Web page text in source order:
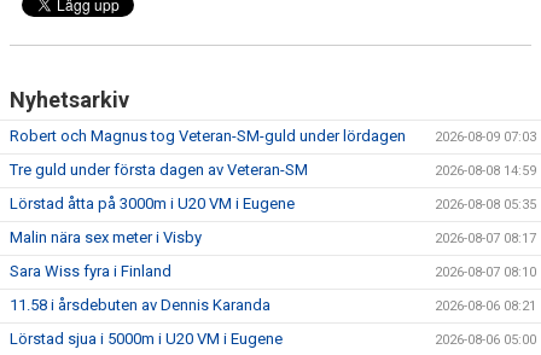
Nyhetsarkiv
Robert och Magnus tog Veteran-SM-guld under lördagen 2026-08-09 07:03
Tre guld under första dagen av Veteran-SM 2026-08-08 14:59
Lörstad åtta på 3000m i U20 VM i Eugene 2026-08-08 05:35
Malin nära sex meter i Visby 2026-08-07 08:17
Sara Wiss fyra i Finland 2026-08-07 08:10
11.58 i årsdebuten av Dennis Karanda 2026-08-06 08:21
Lörstad sjua i 5000m i U20 VM i Eugene 2026-08-06 05:00